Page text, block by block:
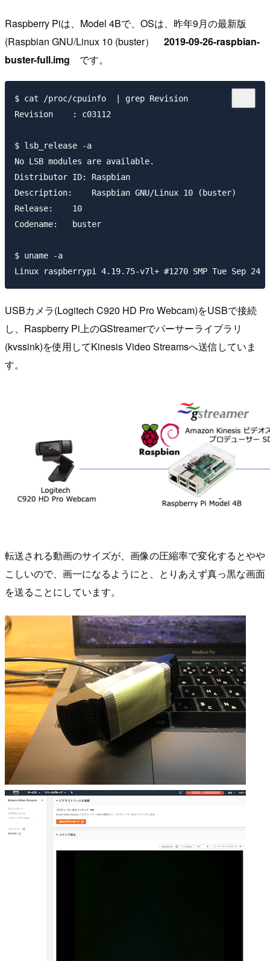
Raspberry Piは、Model 4Bで、OSは、昨年9月の最新版
(Raspbian GNU/Linux 10 (buster） 2019-09-26-raspbian-
buster-full.img です。
$ cat /proc/cpuinfo  | grep Revision
Revision    : c03112
$ lsb_release -a
No LSB modules are available.
Distributor ID: Raspbian
Description:    Raspbian GNU/Linux 10 (buster)
Release:    10
Codename:   buster
$ uname -a
USBカメラ(Logitech C920 HD Pro Webcam)をUSBで接続
し、Raspberry Pi上のGStreamerでパーサーライブラリ
(kvssink)を使用してKinesis Video Streamsへ送信していま
す。
転送される動画のサイズが、画像の圧縮率で変化するとやや
こしいので、画一になるようにと、とりあえず真っ黒な画面
を送ることにしています。